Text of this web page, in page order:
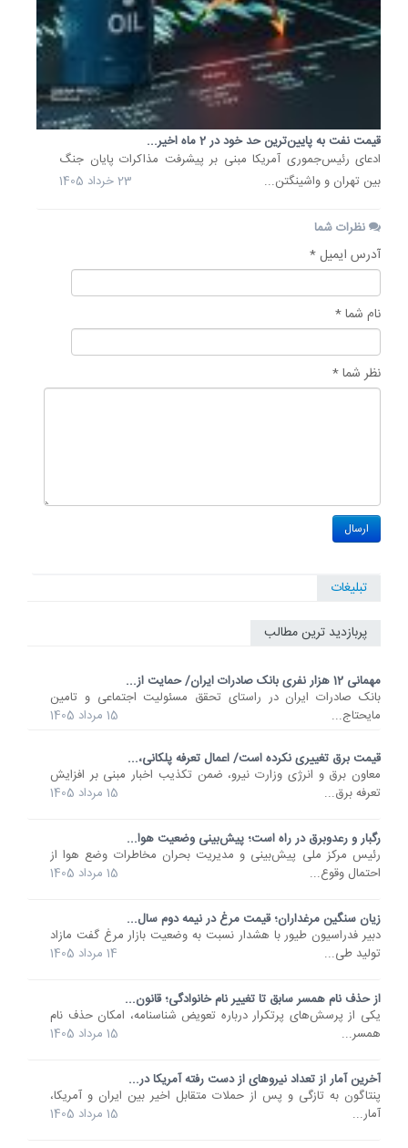
قیمت نفت به پایین‌ترین حد خود در 2 ماه اخیر...
ادعای رئیس‌جموری آمریکا مبنی بر پیشرفت مذاکرات پایان جنگ
بین تهران و واشینگتن...
23 خرداد 1405
نظرات شما
آدرس ایمیل *
نام شما *
نظر شما *
تبلیغات
پربازدید ترین مطالب
مهمانی 12 هزار نفری بانک صادرات ایران/ حمایت از...
​بانک صادرات ایران در راستای تحقق مسئولیت اجتماعی و تامین
مایحتاج...
15 مرداد 1405
قیمت برق تغییری نکرده است/ اعمال تعرفه پلکانی،...
معاون برق و انرژی وزارت نیرو، ضمن تکذیب اخبار مبنی بر افزایش
تعرفه برق...
15 مرداد 1405
رگبار و رعدوبرق در راه است؛ پیش‌بینی وضعیت هوا...
رئیس مرکز ملی پیش‌بینی و مدیریت بحران مخاطرات وضع هوا از
احتمال وقوع...
15 مرداد 1405
زیان سنگین مرغداران؛ قیمت مرغ در نیمه دوم سال...
دبیر فدراسیون طیور با هشدار نسبت به وضعیت بازار مرغ گفت مازاد
تولید طی...
14 مرداد 1405
از حذف نام همسر سابق تا تغییر نام خانوادگی؛ قانون...
یکی از پرسش‌های پرتکرار درباره تعویض شناسنامه، امکان حذف نام
همسر...
15 مرداد 1405
آخرین آمار از تعداد نیروهای از دست رفته آمریکا در...
پنتاگون به تازگی و پس از حملات متقابل اخیر بین ایران و آمریکا،
آمار...
15 مرداد 1405